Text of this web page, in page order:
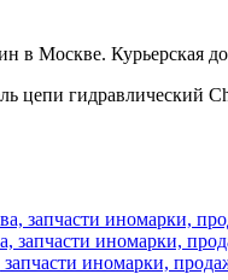
в Москве. Курьерская
цепи гидравлический